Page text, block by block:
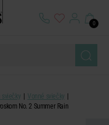
0
sviečky
Vonné sviečky
No. 2 Summer Rain